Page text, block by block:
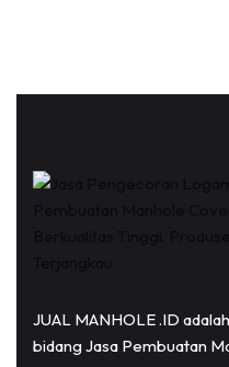
JUAL MANHOLE .ID
bidang Jasa Pembuatan